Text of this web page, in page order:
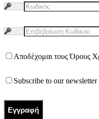
Αποδέχομαι τουςΌρους
Subscribe to our newsletter
Εγγραφή